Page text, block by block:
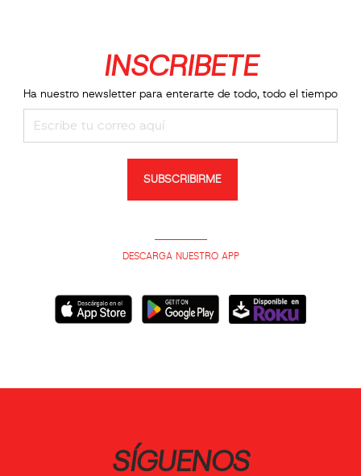
INSCRIBETE
Ha nuestro newsletter para enterarte de todo, todo el tiempo
SUBSCRIBIRME
DESCARGA NUESTRO APP
SÍGUENOS